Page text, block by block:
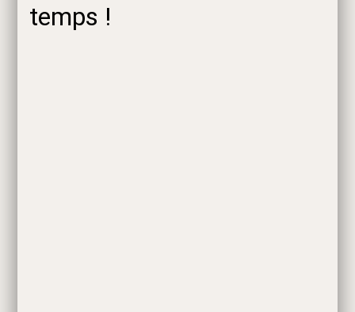
temps !